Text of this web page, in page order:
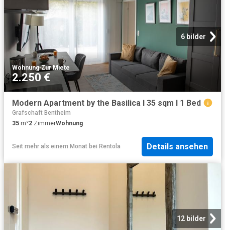
6 bilder
Wohnung·Zur Miete
2.250 €
Modern Apartment by the Basilica I 35 sqm I 1 Bed
Grafschaft Bentheim
35 m²2 ZimmerWohnung
Seit mehr als einem Monat bei Rentola Details ansehen
12 bilder